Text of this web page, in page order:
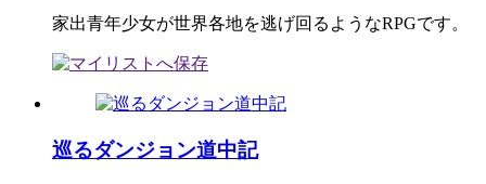
家出青年少女が世界各地を逃げ回るようなRPGです。
巡るダンジョン道中記